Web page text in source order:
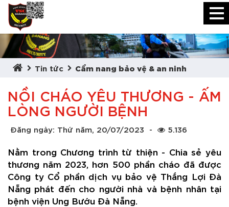
Tin tức Cẩm nang bảo vệ & an ninh
NỒI CHÁO YÊU THƯƠNG - ẤM
LÒNG NGƯỜI BỆNH
Đăng ngày: Thứ năm, 20/07/2023 - 5.136
Nằm trong Chương trình từ thiện - Chia sẻ yêu
thương năm 2023, hơn 500 phần cháo đã được
Công ty Cổ phần dịch vụ bảo vệ Thắng Lợi Đà
Nẵng phát đến cho người nhà và bệnh nhân tại
bệnh viện Ung Bướu Đà Nẵng.